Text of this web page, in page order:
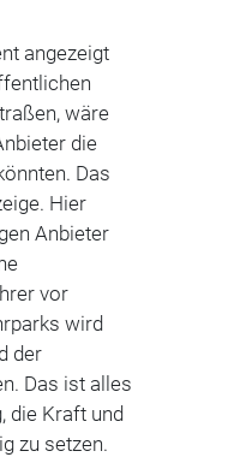
angezeigt
wäre
die
Das
Hier
Anbieter
vor
wird
der
Das ist alles
die Kraft und
zu setzen.